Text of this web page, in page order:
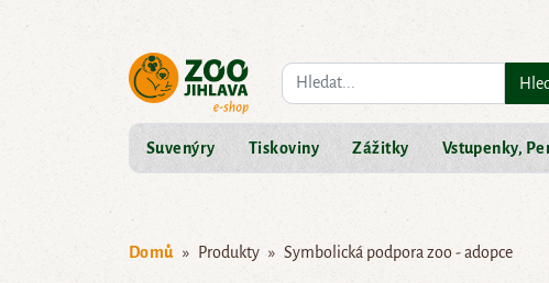
Co hledáte?
Suvenýry Tiskoviny Zážitky Vstupenky,
Domů Produkty Symbolická podpora zoo - adopce